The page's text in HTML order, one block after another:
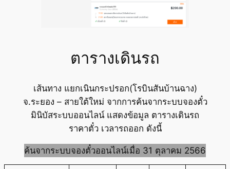
ตารางเดินรถ
เส้นทาง แยกเนินกระปรอก(โรบินสันบ้านฉาง)
จ.ระยอง – สายใต้ใหม่ จากการค้นจากระบบจองตั๋ว
มินิบัสระบบออนไลน์ แสดงข้อมูล ตารางเดินรถ
ราคาตั๋ว เวลารถออก ดังนี้
ค้นจากระบบจองตั๋วออนไลน์เมื่อ 31 ตุลาคม 2566